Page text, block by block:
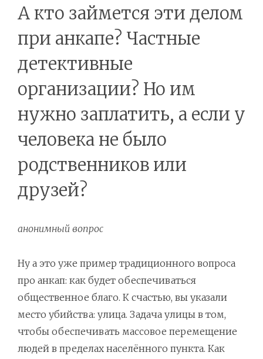
А кто займется эти делом
при анкапе? Частные
детективные
организации? Но им
нужно заплатить, а если у
человека не было
родственников или
друзей?
анонимный вопрос
Ну а это уже пример традиционного вопроса
про анкап: как будет обеспечиваться
общественное благо. К счастью, вы указали
место убийства: улица. Задача улицы в том,
чтобы обеспечивать массовое перемещение
людей в пределах населённого пункта. Как